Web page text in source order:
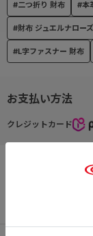
お支払い方法
クレジットカード
#二つ折り 財布 #本
#財布 ジュエルナローズ
#L字ファスナー 財布